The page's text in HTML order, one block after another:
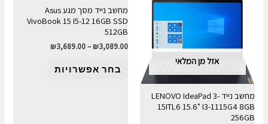
אזל מן המלאי
מחשב נייד LENOVO IdeaPad 3-
15ITL6 15.6" I3-1115G4 8GB
256GB
מחשב נייד מסך מגע Asus
VivoBook 15 I5-12 16GB SSD
512GB
₪3,089.00
–
₪3,689.00
בחר אפשרויות